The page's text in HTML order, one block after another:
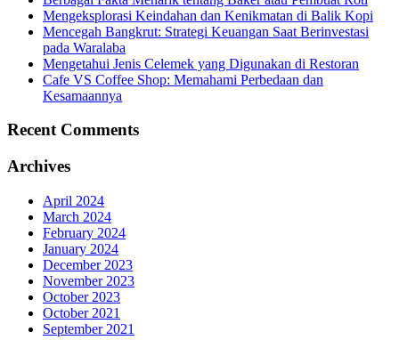
Mengeksplorasi Keindahan dan Kenikmatan di Balik Kopi
Mencegah Bangkrut: Strategi Keuangan Saat Berinvestasi
pada Waralaba
Mengetahui Jenis Celemek yang Digunakan di Restoran
Cafe VS Coffee Shop: Memahami Perbedaan dan
Kesamaannya
Recent Comments
Archives
April 2024
March 2024
February 2024
January 2024
December 2023
November 2023
October 2023
October 2021
September 2021